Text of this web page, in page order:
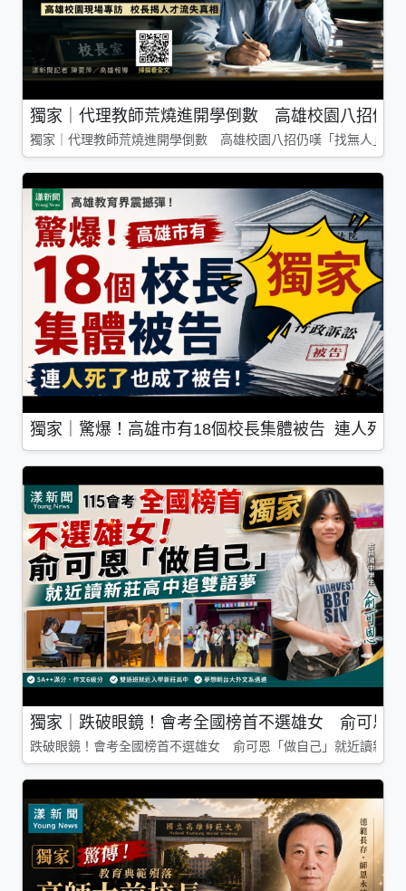
獨家｜代理教師荒燒進開學倒數 高雄校園八招仍
獨家｜代理教師荒燒進開學倒數 高雄校園八招仍嘆「找無人」
獨家｜驚爆！高雄市有18個校長集體被告 連人死了
獨家｜跌破眼鏡！會考全國榜首不選雄女 俞可恩
跌破眼鏡！會考全國榜首不選雄女 俞可恩「做自己」就近讀新莊